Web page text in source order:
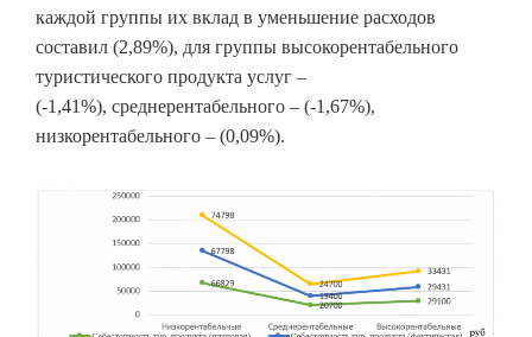
каждой группы их вклад в уменьшение расходов
составил (2,89%), для группы высокорентабельного
туристического продукта услуг –
(-1,41%), среднерентабельного – (-1,67%),
низкорентабельного – (0,09%).